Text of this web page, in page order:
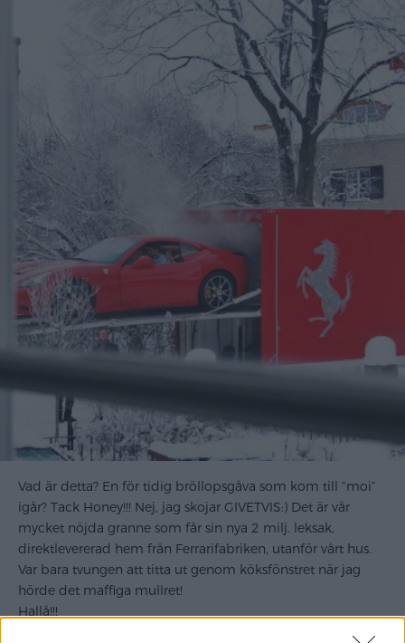
Vad är detta? En för tidig bröllopsgåva som kom till ”moi”
igår? Tack Honey!!! Nej, jag skojar GIVETVIS:) Det är vår
mycket nöjda granne som får sin nya 2 milj. leksak,
direktlevererad hem från Ferrarifabriken, utanför vårt hus.
Var bara tvungen att titta ut genom köksfönstret när jag
hörde det maffiga mullret!
Hallå!!!
Idag står det en tur med ”lilla familjen” till Stockholm på